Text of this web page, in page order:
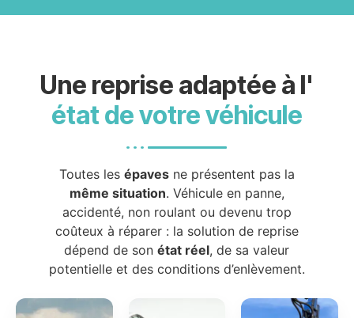
Une reprise adaptée à l'
état de votre véhicule
Toutes les épavesne présentent pas la
même situation. Véhicule en panne,
accidenté, non roulant ou devenu trop
coûteux à réparer : la solution de reprise
dépend de sonétat réel, de sa valeur
potentielle et des conditions d’enlèvement.